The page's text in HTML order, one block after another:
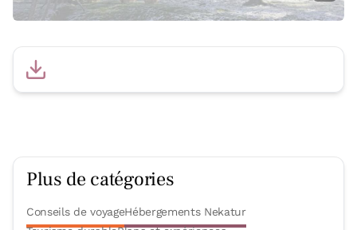
Plus de catégories
Conseils de voyageHébergements Nekatur